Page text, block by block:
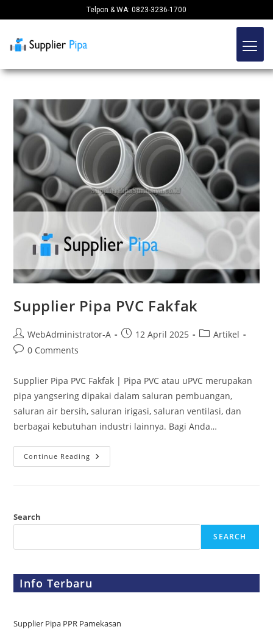
Telpon & WA: 0823-3236-1700
Supplier Pipa PVC Fakfak
WebAdministrator-A 12 April 2025
Artikel
0 Comments
Supplier Pipa PVC Fakfak | Pipa PVC atau uPVC merupakan
pipa yangsering dipakai dalam saluran pembuangan,
saluran air bersih, saluran irigasi, saluran ventilasi, dan
berbagai kebutuhan industri lainnya. Bagi Anda…
Continue Reading
Search
SEARCH
Info Terbaru
Supplier Pipa PPR Pamekasan